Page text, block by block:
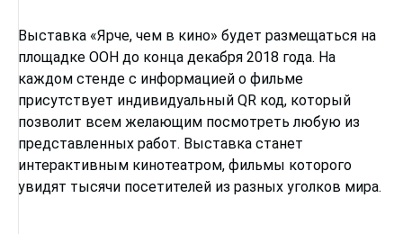
Выставка «Ярче, чем в кино» будет размещаться на
площадке ООН до конца декабря 2018 года. На
каждом стенде с информацией о фильме
присутствует индивидуальный QR код, который
позволит всем желающим посмотреть любую из
представленных работ. Выставка станет
интерактивным кинотеатром, фильмы которого
увидят тысячи посетителей из разных уголков мира.